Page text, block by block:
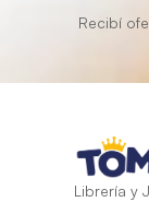
Librería y